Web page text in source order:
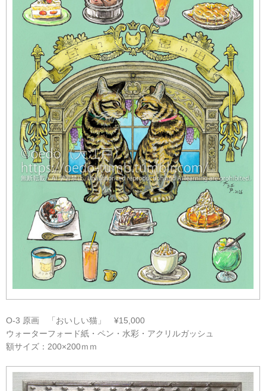
O-3 原画 「おいしい猫」 ¥15,000
ウォーターフォード紙・ペン・水彩・アクリルガッシュ
額サイズ：200×200ｍｍ